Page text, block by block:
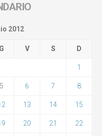
2012
G V S D
1
5 6 7 8
13 14 15
20 21 22